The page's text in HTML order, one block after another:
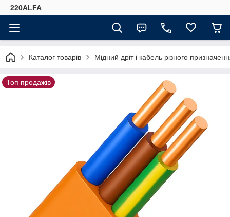
220ALFA
Каталог товарів Мідний дріт і кабель різного
Топ продажів